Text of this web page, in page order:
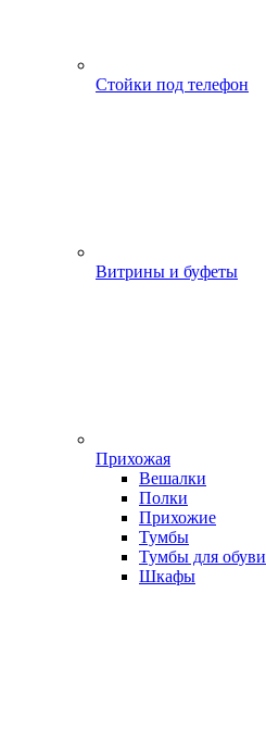
Стойки под телефон
Витрины и буфеты
Прихожая
Вешалки
Полки
Прихожие
Тумбы
Тумбы для обуви
Шкафы